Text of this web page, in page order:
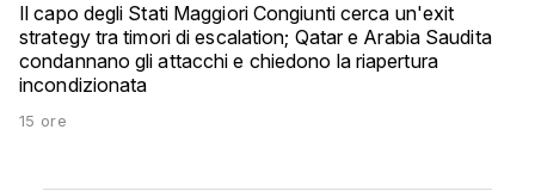
Il capo degli Stati Maggiori Congiunti cerca un'exit
strategy tra timori di escalation; Qatar e Arabia Saudita
condannano gli attacchi e chiedono la riapertura
incondizionata
15 ore